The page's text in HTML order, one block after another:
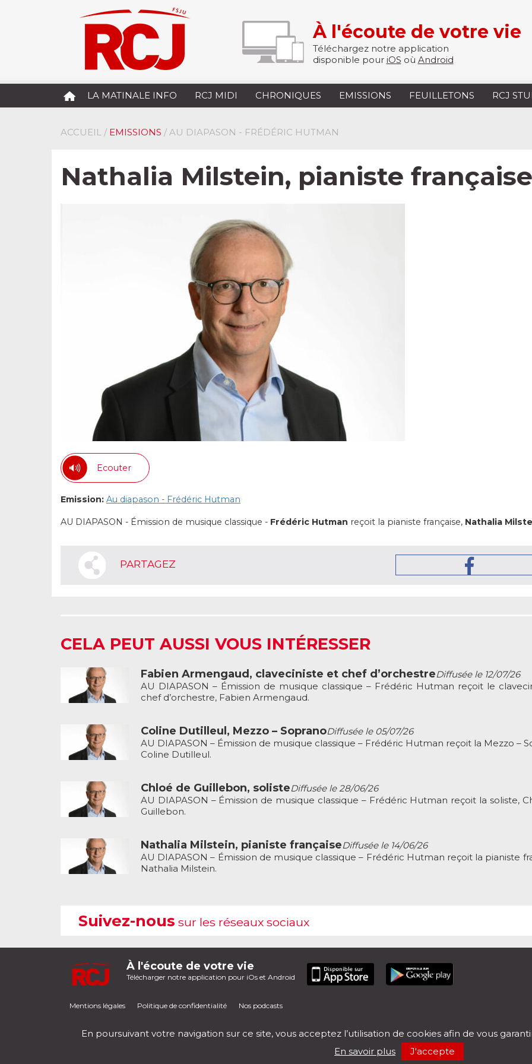
À l'écoute de votre vie
Téléchargez notre application
disponible pour iOS où Android
LA MATINALE INFO RCJ MIDI CHRONIQUES EMISSIONS FEUILLETONS RCJ
ACCUEIL / EMISSIONS / AU DIAPASON - FRÉDÉRIC HUTMAN
Nathalia Milstein, pianiste française
Ecouter
Emission: Au diapason - Frédéric Hutman
AU DIAPASON - Émission de musique classique - Frédéric Hutman reçoit la pianiste française, Nathalia
PARTAGEZ
CELA PEUT AUSSI VOUS INTÉRESSER
Fabien Armengaud, claveciniste et chef d’orchestreDiffusée le 12/07/26
AU DIAPASON – Émission de musique classique – Frédéric Hutman reçoit le
chef d’orchestre, Fabien Armengaud.
Coline Dutilleul, Mezzo – SopranoDiffusée le 05/07/26
AU DIAPASON – Émission de musique classique – Frédéric Hutman reçoit la Mezzo –
Coline Dutilleul.
Chloé de Guillebon, solisteDiffusée le 28/06/26
AU DIAPASON – Émission de musique classique – Frédéric Hutman reçoit la soliste,
Guillebon.
Nathalia Milstein, pianiste françaiseDiffusée le 14/06/26
AU DIAPASON – Émission de musique classique – Frédéric Hutman reçoit la pianiste
Nathalia Milstein.
Suivez-nous sur les réseaux sociaux
À l'écoute de votre vie
Télécharger notre application pour iOs et Android
Mentions légales Politique de confidentialité Nos podcasts
En poursuivant votre navigation sur ce site, vous acceptez l’utilisation de cookies afin de vous
En savoir plus
J'accepte